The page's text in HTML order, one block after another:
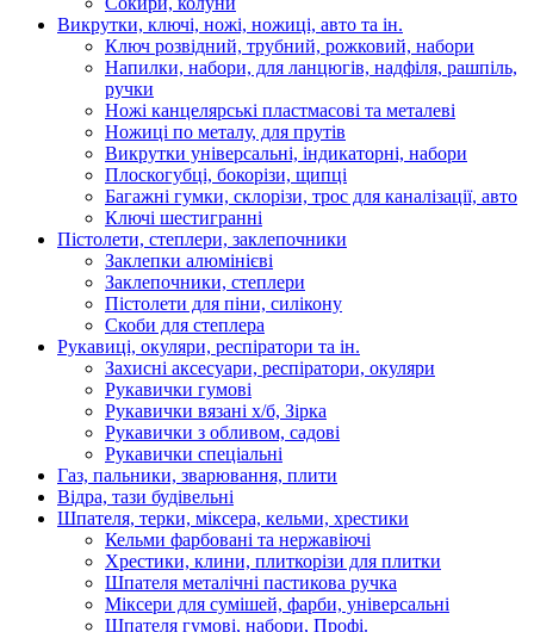
Викрутки, ключі, ножі, ножиці, авто та ін.
Ключ розвідний, трубний, рожковий, набори
Напилки, набори, для ланцюгів, надфіля, рашпіль,
ручки
Ножі канцелярські пластмасові та металеві
Ножиці по металу, для прутів
Викрутки універсальні, індикаторні, набори
Плоскогубці, бокорізи, щипці
Багажні гумки, склорізи, трос для каналізації, авто
Ключі шестигранні
Пістолети, степлери, заклепочники
Заклепки алюмінієві
Заклепочники, степлери
Пістолети для піни, силікону
Скоби для степлера
Рукавиці, окуляри, респіратори та ін.
Захисні аксесуари, респіратори, окуляри
Рукавички гумові
Рукавички вязані х/б, Зірка
Рукавички з обливом, садові
Рукавички спеціальні
Газ, пальники, зварювання, плити
Відра, тази будівельні
Шпателя, терки, міксера, кельми, хрестики
Кельми фарбовані та нержавіючі
Хрестики, клини, плиткорізи для плитки
Шпателя металічні пастикова ручка
Міксери для сумішей, фарби, універсальні
Шпателя гумові, набори, Профі.